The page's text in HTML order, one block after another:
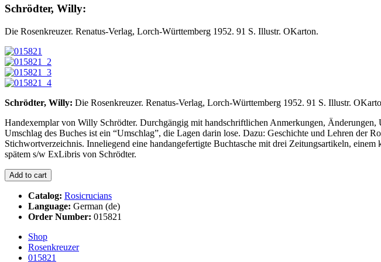
Schrödter, Willy:
Die Rosenkreuzer. Renatus-Verlag, Lorch-Württemberg 1952. 91 S. Illustr. OKarton.
Schrödter, Willy: Die Rosenkreuzer. Renatus-Verlag, Lorch-Württemberg 1952. 91 S. Illustr.
Handexemplar von Willy Schrödter. Durchgängig mit handschriftlichen Anmerkungen,
Umschlag des Buches ist ein “Umschlag”, die Lagen darin lose. Dazu: Geschichte und Lehren der
Stichwortverzeichnis. Inneliegend eine handangefertigte Buchtasche mit drei Zeitungsartikeln,
spätem s/w ExLibris von Schrödter.
Catalog: Rosicrucians
Language: German (de)
Order Number: 015821
Shop
Rosenkreuzer
015821